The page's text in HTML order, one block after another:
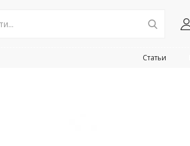
Статьи